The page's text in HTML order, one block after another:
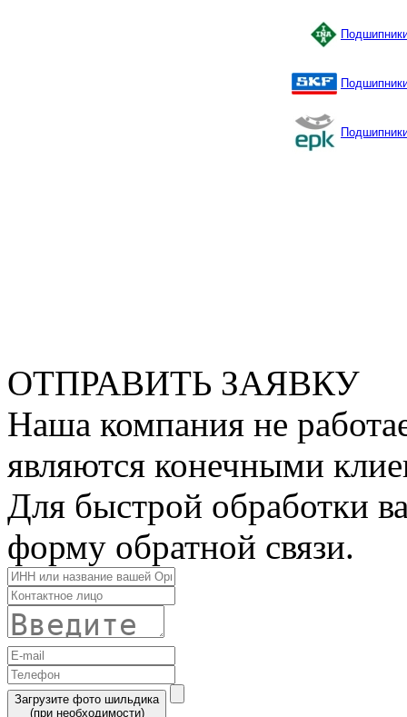
ОТПРАВИТЬ ЗАЯВКУ
Наша компания не
являются конечными
Для быстрой обработки
форму обратной связи.
Загрузите фото шильдика
(при необходимости)